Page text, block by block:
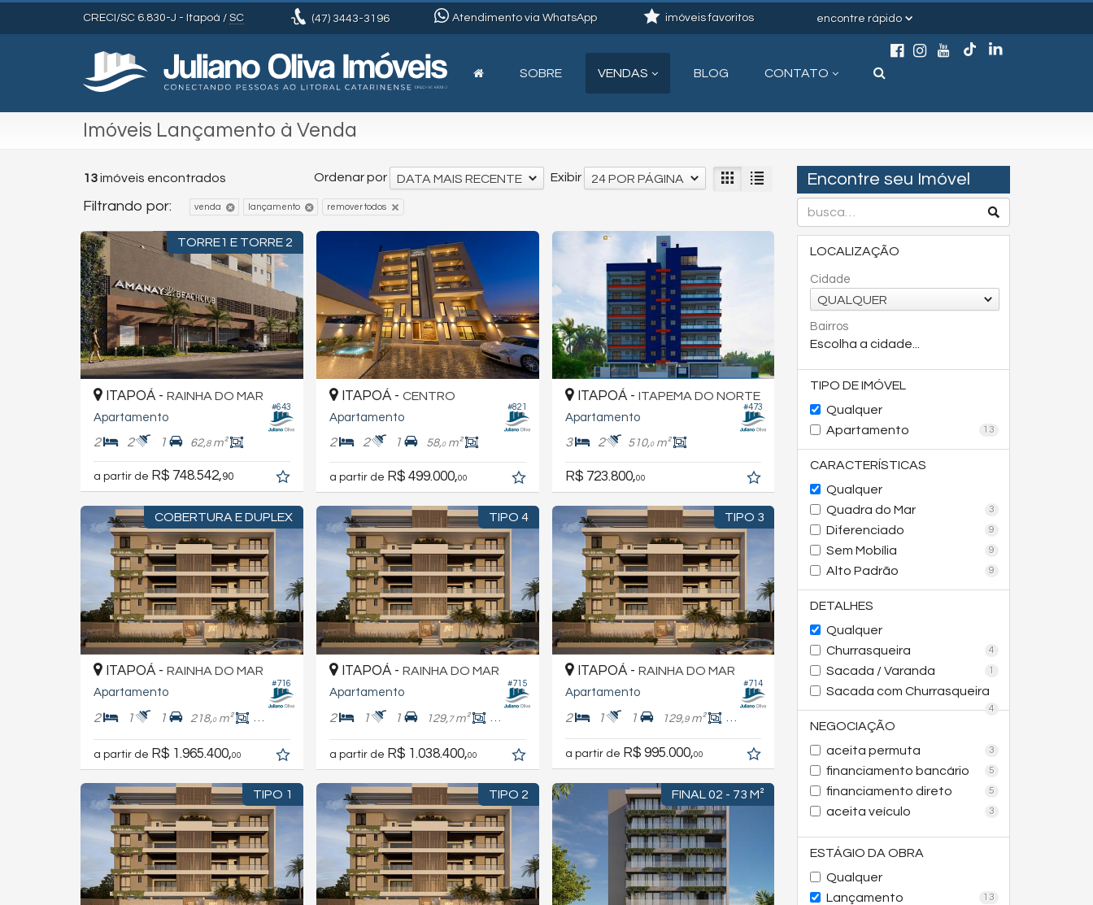
CRECI/SC 6.830-J - Itapoá / SC (47)3443-3196 Atendimento via WhatsApp encontre rápido
imóveis favoritos
SOBRE VENDAS BLOG CONTATO
Imóveis Lançamento à Venda
Encontre seu Imóvel
LOCALIZAÇÃO
Cidade
QUALQUER
Bairros
Escolha a cidade...
TIPO DE IMÓVEL
Qualquer
Apartamento
13
CARACTERÍSTICAS
Qualquer
Quadra do Mar
3
Diferenciado 9
Sem Mobília 9
Alto Padrão 9
DETALHES
Qualquer
Churrasqueira
4
Sacada / Varanda 1
Sacada com Churrasqueira
4
NEGOCIAÇÃO
aceita permuta
3
financiamento bancário 5
financiamento direto 5
aceita veículo 3
ESTÁGIO DA OBRA
Qualquer
Lançamento
13
13imóveis encontrados Exibir 24 POR PÁGINA
Ordenar por DATA MAIS RECENTE
Filtrando por: venda lançamento remover todos
TORRE1 E TORRE 2
#643
ITAPOÁ - RAINHA DO MAR
Apartamento
2 2 1 62,8m²
a partir de R$ 748.542,90
#821
ITAPOÁ - CENTRO
Apartamento
2 2 1 58,0m²
a partir de R$ 499.000,00
#473
ITAPOÁ - ITAPEMA DO NORTE
Apartamento
3 2 510,0m²
R$ 723.800,00
COBERTURA E DUPLEX
#716
ITAPOÁ - RAINHA DO MAR
Apartamento
2 1 1 218,0m² 185,
a partir de R$ 1.965.400,00
TIPO 4
#715
ITAPOÁ - RAINHA DO MAR
Apartamento
2 1 1 129,7m² 92,
a partir de R$ 1.038.400,00
TIPO 3
#714
ITAPOÁ - RAINHA DO MAR
Apartamento
2 1 1 129,9m² 92,
a partir de R$ 995.000,00
TIPO 1 TIPO 2 FINAL 02 - 73 M²